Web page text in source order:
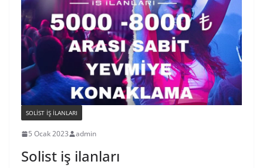
SOLIST IŞ ILANLARI
5 Ocak 2023 admin
Solist iş ilanları